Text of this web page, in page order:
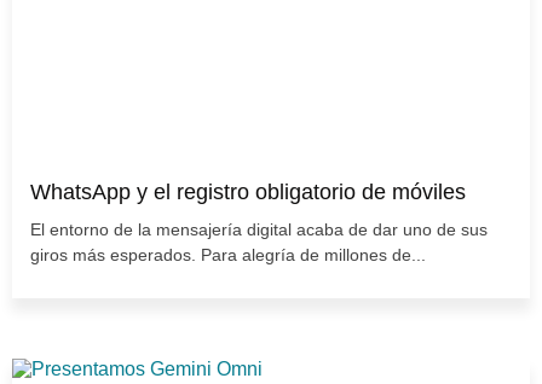
WhatsApp y el registro obligatorio de móviles
El entorno de la mensajería digital acaba de dar uno de sus
giros más esperados. Para alegría de millones de...